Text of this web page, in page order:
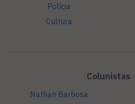
Polícia
Cultura
Colunistas
Nathan Barbosa